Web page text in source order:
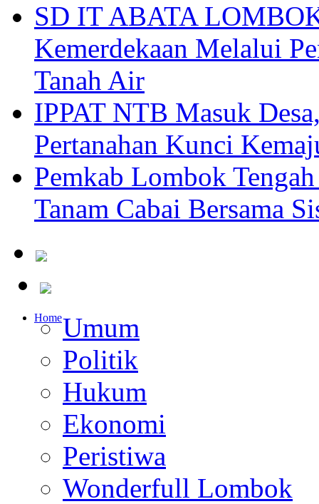
SD IT ABATA
Kemerdekaan Melalui
Tanah Air
IPPAT NTB Masuk
Pertanahan Kunci
Pemkab Lombok
Tanam Cabai Bersama
HomeUmum
Politik
Hukum
Ekonomi
Peristiwa
Wonderfull Lombok